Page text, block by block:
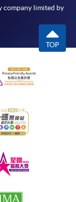
company limited by
TOP